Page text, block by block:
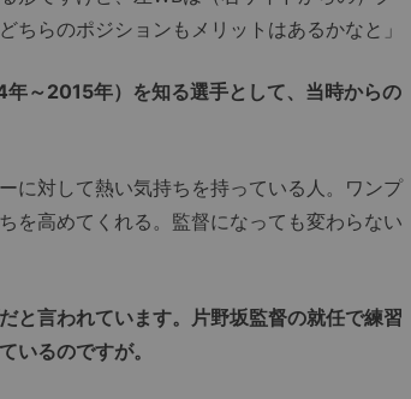
ちらのポジションもメリットはあるかなと」
～2015年）を知る選手として、当時からの
に対して熱い気持ちを持っている人。ワンプ
を高めてくれる。監督になっても変わらない
言われています。片野坂監督の就任で練習
いるのですが。